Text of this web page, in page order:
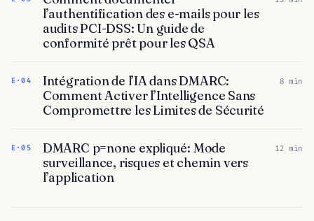
l’authentification des e-mails pour les
audits PCI-DSS: Un guide de
conformité prêt pour les QSA
E·04
Intégration de l’IA dans DMARC:
Comment Activer l’Intelligence Sans
Compromettre les Limites de Sécurité
8 mín
E·05
DMARC p=none expliqué: Mode
surveillance, risques et chemin vers
l’application
12 mín